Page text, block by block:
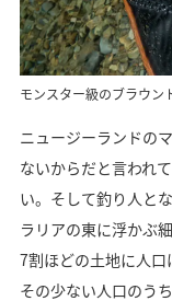
モンスター級のブラウン
ニュージーランドの
ないからだと言われ
い。そして釣り人と
ラリアの東に浮かぶ
7割ほどの土地に人
その少ない人口のう